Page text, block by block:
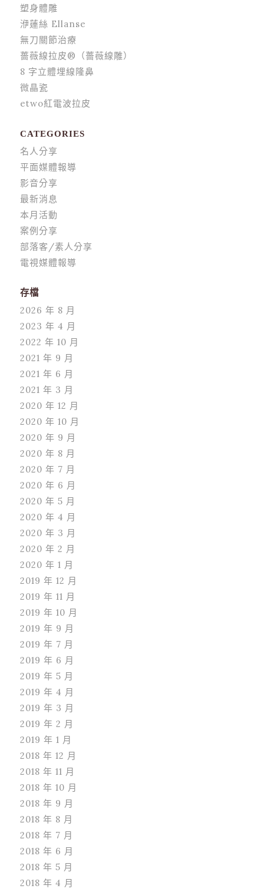
塑身體雕
洢蓮絲 Ellanse
無刀關節治療
薔薇線拉皮®（薔薇線雕）
8 字立體埋線隆鼻
微晶瓷
etwo紅電波拉皮
CATEGORIES
名人分享
平面媒體報導
影音分享
最新消息
本月活動
案例分享
部落客/素人分享
電視媒體報導
存檔
2026 年 8 月
2023 年 4 月
2022 年 10 月
2021 年 9 月
2021 年 6 月
2021 年 3 月
2020 年 12 月
2020 年 10 月
2020 年 9 月
2020 年 8 月
2020 年 7 月
2020 年 6 月
2020 年 5 月
2020 年 4 月
2020 年 3 月
2020 年 2 月
2020 年 1 月
2019 年 12 月
2019 年 11 月
2019 年 10 月
2019 年 9 月
2019 年 7 月
2019 年 6 月
2019 年 5 月
2019 年 4 月
2019 年 3 月
2019 年 2 月
2019 年 1 月
2018 年 12 月
2018 年 11 月
2018 年 10 月
2018 年 9 月
2018 年 8 月
2018 年 7 月
2018 年 6 月
2018 年 5 月
2018 年 4 月